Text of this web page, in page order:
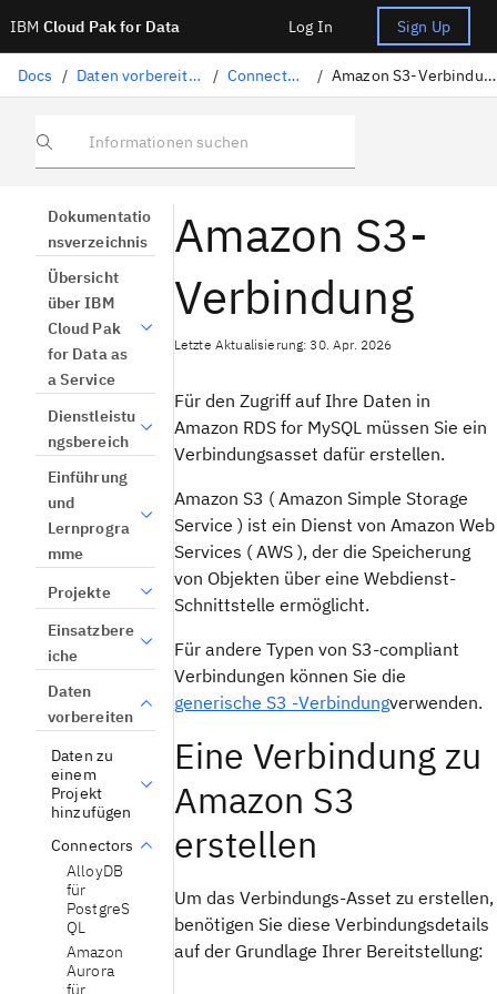
IBM Cloud Pak for Data Log In Sign Up
Docs / Daten vorbereiten / Connectors / Amazon S3-Verbindung
Informationen suchen
Dokumentatio
nsverzeichnis
Übersicht
über IBM
Cloud Pak
for Data as
a Service
Dienstleistu
ngsbereich
Einführung
und
Lernprogra
mme
Projekte
Einsatzbere
iche
Daten
vorbereiten
Daten zu
einem
Projekt
hinzufügen
Connectors
AlloyDB
für
PostgreS
QL
Amazon
Aurora
für
Amazon S3-
Verbindung
Letzte Aktualisierung: 30. Apr. 2026
Für den Zugriff auf Ihre Daten in
Amazon RDS for MySQL müssen Sie ein
Verbindungsasset dafür erstellen.
Amazon S3 ( Amazon Simple Storage
Service ) ist ein Dienst von Amazon Web
Services ( AWS ), der die Speicherung
von Objekten über eine Webdienst-
Schnittstelle ermöglicht.
Für andere Typen von S3-compliant
Verbindungen können Sie die
generische S3 -Verbindungverwenden.
Eine Verbindung zu
Amazon S3
erstellen
Um das Verbindungs-Asset zu erstellen,
benötigen Sie diese Verbindungsdetails
auf der Grundlage Ihrer Bereitstellung: